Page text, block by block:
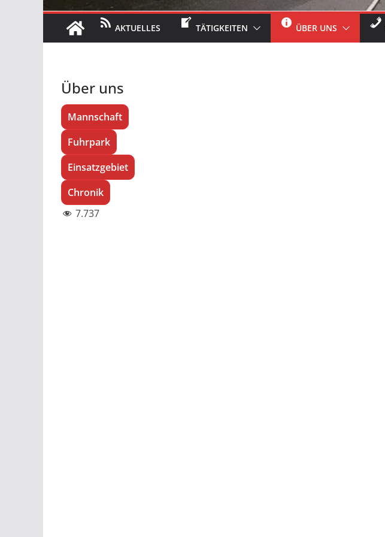
AKTUELLES TÄTIGKEITEN ÜBER UNS
Über uns
Mannschaft
Fuhrpark
Einsatzgebiet
Chronik
7.737